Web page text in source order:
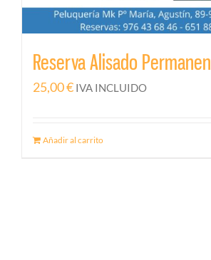
Reserva Alisado
25,00€ IVA INCLUIDO
Añadir al carrito